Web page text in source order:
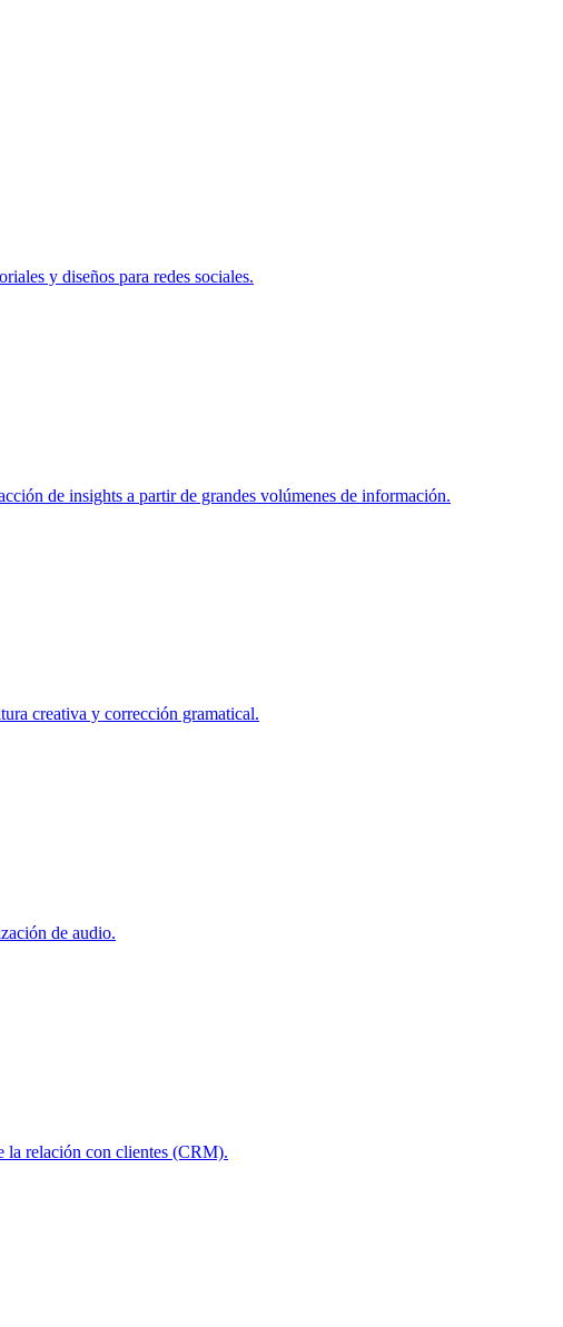
y diseños para redes sociales.
de insights a partir de grandes volúmenes de información.
creativa y corrección gramatical.
de audio.
la relación con clientes (CRM).